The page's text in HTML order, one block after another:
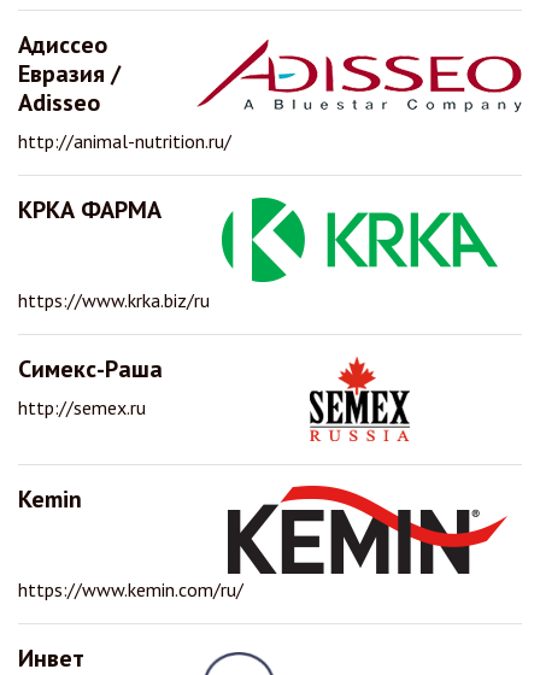
Адиссео
Евразия /
Adisseo
http://animal-nutrition.ru/
КРКА ФАРМА
https://www.krka.biz/ru
Симекс-Раша
http://semex.ru
Kemin
https://www.kemin.com/ru/
Инвет